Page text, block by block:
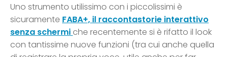
Uno strumento utilissimo con i piccolissimi è
sicuramente FABA+, il raccontastorie interattivo
senza schermi che recentemente si è rifatto il look
con tantissime nuove funzioni (tra cui anche quella